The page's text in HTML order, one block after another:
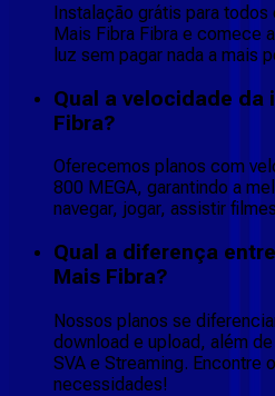
Instalação grátis para
Mais Fibra Fibra e comece
luz sem pagar nada a mais
Qual a velocidade da
Fibra?
Oferecemos planos com
800 MEGA, garantindo a
navegar, jogar, assistir
Qual a diferença
Mais Fibra?
Nossos planos se
download e upload, além
SVA e Streaming. Encontre
necessidades!